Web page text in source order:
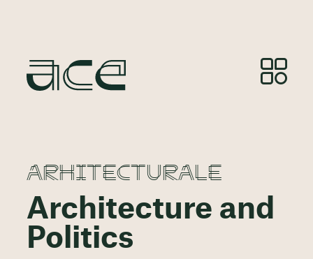
ARHITECTURALE
Architecture and
Politics